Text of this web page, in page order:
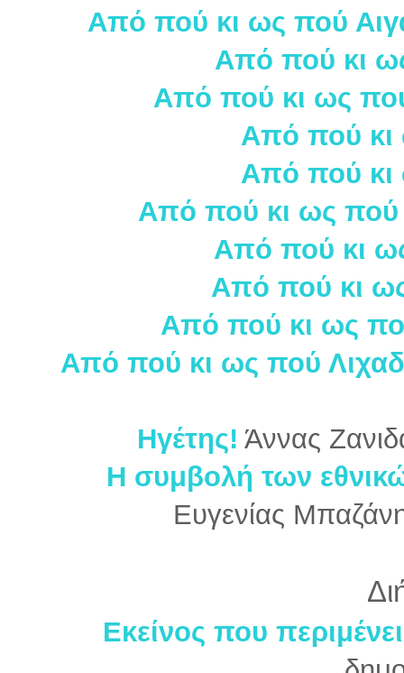
Από πού κι ως πού
Από πού κι
Από πού κι ως
Από πού
Από πού
Από πού κι ως
Από πού κι
Από πού κι
Από πού κι ως
Από πού κι ως πού
Ηγέτης! Άννας
Η συμβολή των
Ευγενίας
Εκείνος που